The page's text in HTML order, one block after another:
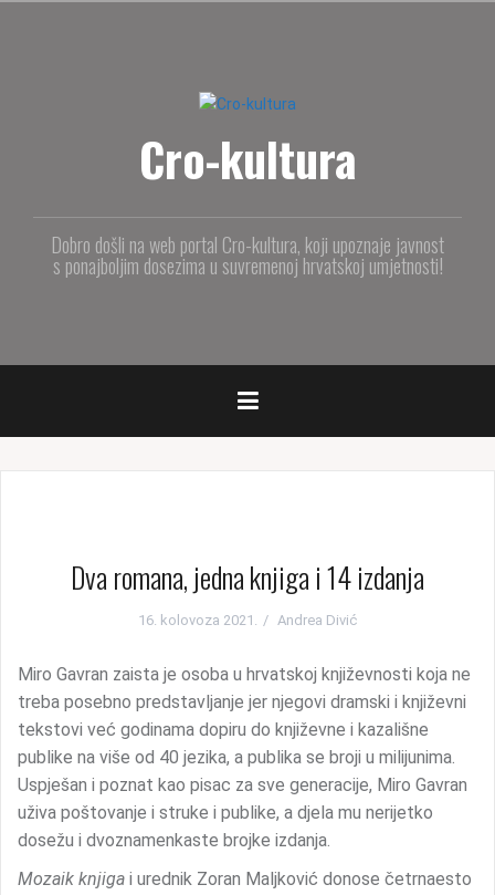
Cro-kultura
Dobro došli na web portal Cro-kultura, koji upoznaje javnost
s ponajboljim dosezima u suvremenoj hrvatskoj umjetnosti!
Dva romana, jedna knjiga i 14 izdanja
16. kolovoza 2021. Andrea Divić
Miro Gavran zaista je osoba u hrvatskoj književnosti koja ne
treba posebno predstavljanje jer njegovi dramski i književni
tekstovi već godinama dopiru do književne i kazališne
publike na više od 40 jezika, a publika se broji u milijunima.
Uspješan i poznat kao pisac za sve generacije, Miro Gavran
uživa poštovanje i struke i publike, a djela mu nerijetko
dosežu i dvoznamenkaste brojke izdanja.
Mozaik knjiga i urednik Zoran Maljković donose četrnaesto